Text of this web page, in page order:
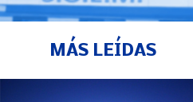
MÁS LEÍDAS